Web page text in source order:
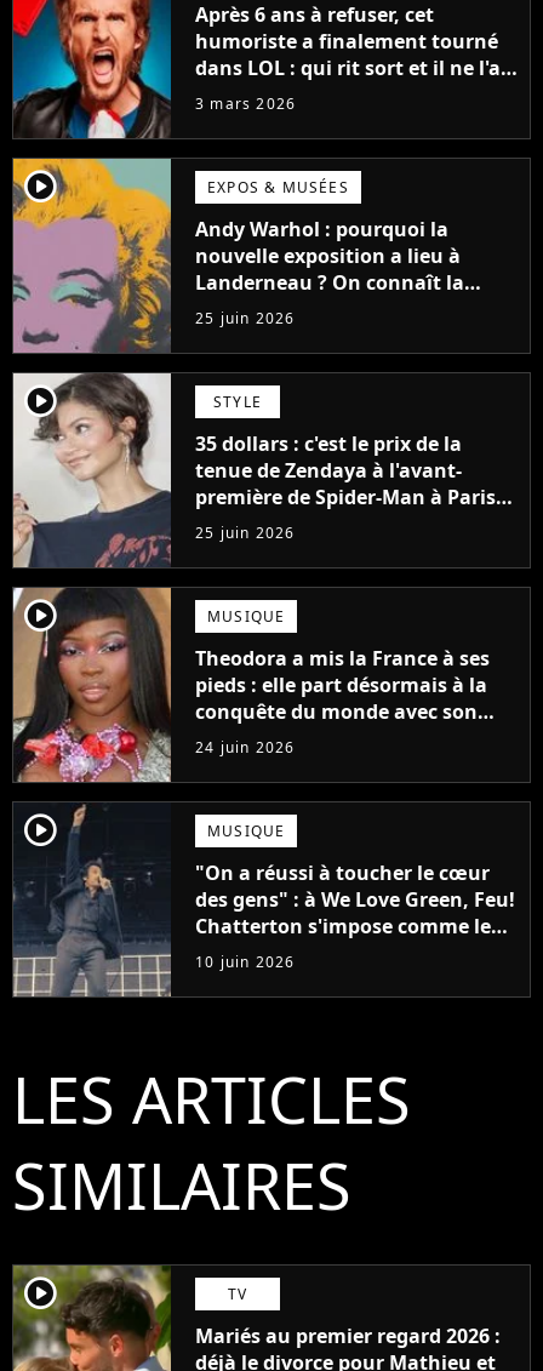
Après 6 ans à refuser, cet
humoriste a finalement tourné
dans LOL : qui rit sort et il ne l'a
pas fait pour l'argent, "J'ai
3 mars 2026
player2 EXPOS & MUSÉES
Andy Warhol : pourquoi la
nouvelle exposition a lieu à
Landerneau ? On connaît la
raison et elle est symbolique !
25 juin 2026
player2 STYLE
35 dollars : c'est le prix de la
tenue de Zendaya à l'avant-
première de Spider-Man à Paris,
"Le style n'a pas besoin de coûter
une fortune"
25 juin 2026
player2 MUSIQUE
Theodora a mis la France à ses
pieds : elle part désormais à la
conquête du monde avec son
premier gros feat international
24 juin 2026
player2 MUSIQUE
"On a réussi à toucher le cœur
des gens" : à We Love Green, Feu!
Chatterton s'impose comme le
groupe rock français de sa
génération
10 juin 2026
LES ARTICLES
SIMILAIRES
player2 TV
Mariés au premier regard 2026 :
déjà le divorce pour Mathieu et